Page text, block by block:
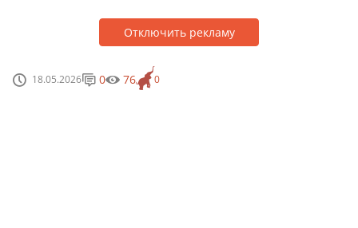
Отключить рекламу
18.05.2026 0
0 76